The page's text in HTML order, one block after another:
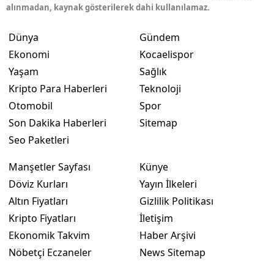
alınmadan, kaynak gösterilerek dahi kullanılamaz.
Dünya
Ekonomi
Yaşam
Kripto Para Haberleri
Otomobil
Son Dakika Haberleri
Seo Paketleri
Gündem
Kocaelispor
Sağlık
Teknoloji
Spor
Sitemap
Manşetler Sayfası
Döviz Kurları
Altın Fiyatları
Kripto Fiyatları
Ekonomik Takvim
Nöbetçi Eczaneler
Künye
Yayın İlkeleri
Gizlilik Politikası
İletişim
Haber Arşivi
News Sitemap